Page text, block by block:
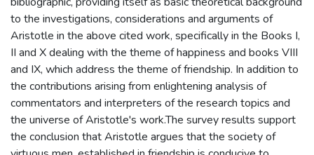
to the investigations, considerations and arguments of
Aristotle in the above cited work, specifically in the Books I,
II and X dealing with the theme of happiness and books VIII
and IX, which address the theme of friendship. In addition to
the contributions arising from enlightening analysis of
commentators and interpreters of the research topics and
the universe of Aristotle's work.The survey results support
the conclusion that Aristotle argues that the society of